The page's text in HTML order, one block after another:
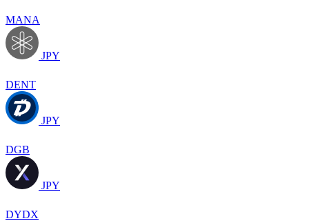
MANA
JPY
DENT
JPY
DGB
JPY
DYDX